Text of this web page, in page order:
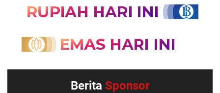
Berita Sponsor